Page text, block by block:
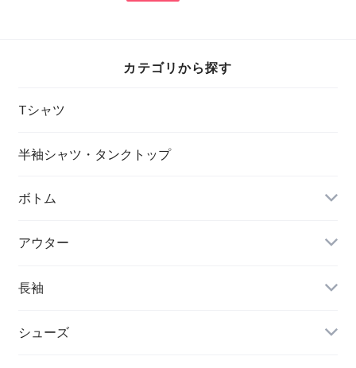
カテゴリから探す
Tシャツ
半袖シャツ・タンクトップ
ボトム
アウター
長袖
シューズ